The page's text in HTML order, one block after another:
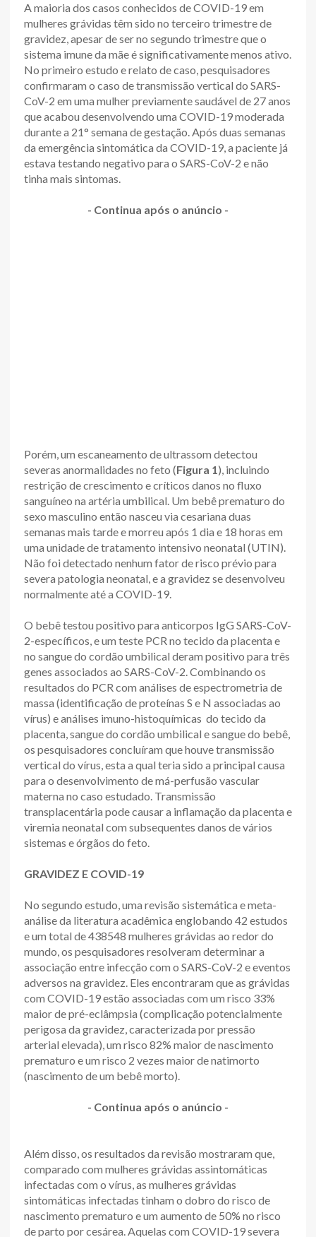
A maioria dos casos conhecidos de COVID-19 em
mulheres grávidas têm sido no terceiro trimestre de
gravidez, apesar de ser no segundo trimestre que o
sistema imune da mãe é significativamente menos ativo.
No primeiro estudo e relato de caso, pesquisadores
confirmaram o caso de transmissão vertical do SARS-
CoV-2 em uma mulher previamente saudável de 27 anos
que acabou desenvolvendo uma COVID-19 moderada
durante a 21° semana de gestação. Após duas semanas
da emergência sintomática da COVID-19, a paciente já
estava testando negativo para o SARS-CoV-2 e não
tinha mais sintomas.
- Continua após o anúncio -
Porém, um escaneamento de ultrassom detectou
severas anormalidades no feto (Figura 1), incluindo
restrição de crescimento e críticos danos no fluxo
sanguíneo na artéria umbilical. Um bebê prematuro do
sexo masculino então nasceu via cesariana duas
semanas mais tarde e morreu após 1 dia e 18 horas em
uma unidade de tratamento intensivo neonatal (UTIN).
Não foi detectado nenhum fator de risco prévio para
severa patologia neonatal, e a gravidez se desenvolveu
normalmente até a COVID-19.
O bebê testou positivo para anticorpos IgG SARS-CoV-
2-específicos, e um teste PCR no tecido da placenta e
no sangue do cordão umbilical deram positivo para três
genes associados ao SARS-CoV-2. Combinando os
resultados do PCR com análises de espectrometria de
massa (identificação de proteínas S e N associadas ao
vírus) e análises imuno-histoquímicas do tecido da
placenta, sangue do cordão umbilical e sangue do bebê,
os pesquisadores concluíram que houve transmissão
vertical do vírus, esta a qual teria sido a principal causa
para o desenvolvimento de má-perfusão vascular
materna no caso estudado. Transmissão
transplacentária pode causar a inflamação da placenta e
viremia neonatal com subsequentes danos de vários
sistemas e órgãos do feto.
GRAVIDEZ E COVID-19
No segundo estudo, uma revisão sistemática e meta-
análise da literatura acadêmica englobando 42 estudos
e um total de 438548 mulheres grávidas ao redor do
mundo, os pesquisadores resolveram determinar a
associação entre infecção com o SARS-CoV-2 e eventos
adversos na gravidez. Eles encontraram que as grávidas
com COVID-19 estão associadas com um risco 33%
maior de pré-eclâmpsia (complicação potencialmente
perigosa da gravidez, caracterizada por pressão
arterial elevada), um risco 82% maior de nascimento
prematuro e um risco 2 vezes maior de natimorto
(nascimento de um bebê morto).
- Continua após o anúncio -
Além disso, os resultados da revisão mostraram que,
comparado com mulheres grávidas assintomáticas
infectadas com o vírus, as mulheres grávidas
sintomáticas infectadas tinham o dobro do risco de
nascimento prematuro e um aumento de 50% no risco
de parto por cesárea. Aquelas com COVID-19 severa